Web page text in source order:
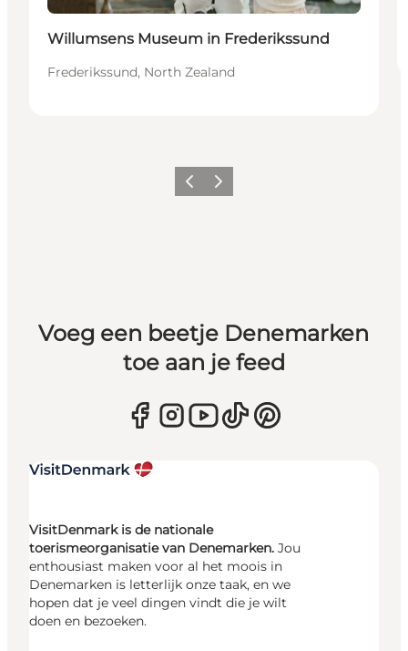
Willumsens Museum in Frederikssund
Frederikssund, North Zealand
Vorige Volgende
Voeg een beetje Denemarken
toe aan je feed
VisitDenmark is de nationale
toerismeorganisatie van Denemarken. Jou
enthousiast maken voor al het moois in
Denemarken is letterlijk onze taak, en we
hopen dat je veel dingen vindt die je wilt
doen en bezoeken.